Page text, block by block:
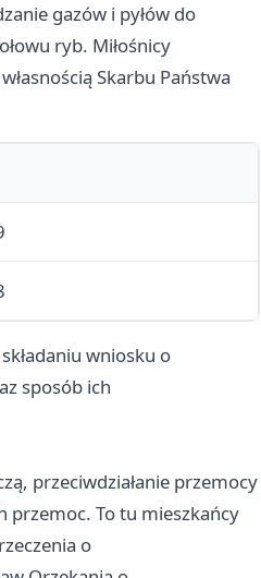
gazów i pyłów do
ryb. Miłośnicy
Skarbu Państwa
wniosku o
sposób ich
przeciwdziałanie przemocy
przemoc. To tu mieszkańcy
o